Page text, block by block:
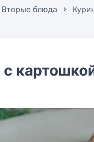
Вторые блюда